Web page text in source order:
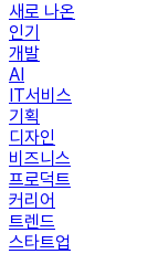
새로 나온
인기
개발
AI
IT서비스
기획
디자인
비즈니스
프로덕트
커리어
트렌드
스타트업